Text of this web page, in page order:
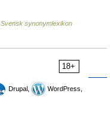
Svensk synonymlexikon
18+
Drupal,
WordPress,